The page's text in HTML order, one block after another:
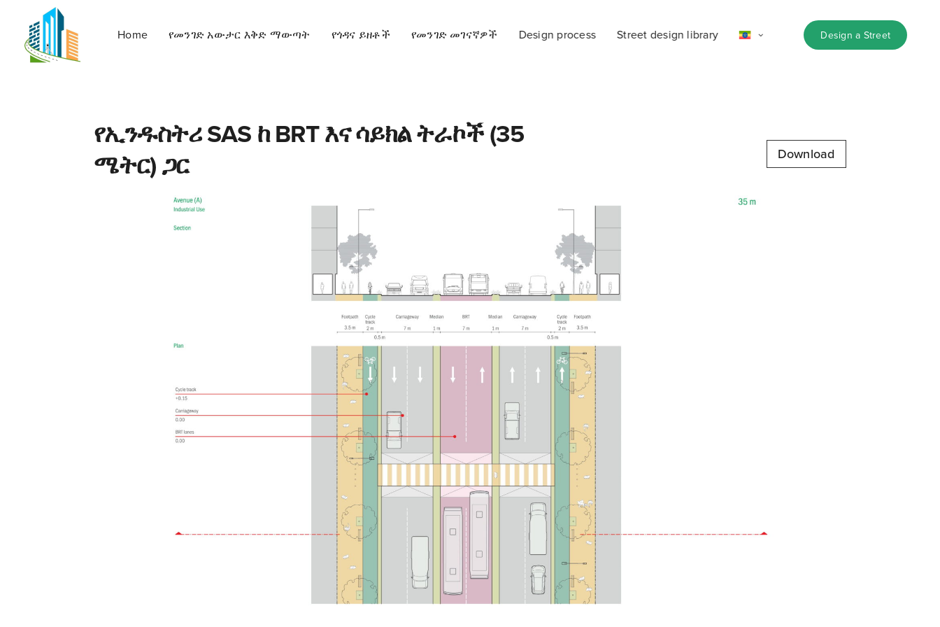
Home የመንገድ አውታር እቅድ ማውጣት የጎዳና ይዘቶች የመንገድ መገናኛዎች Design process Street design library Design a Street
የኢንዱስትሪ SAS ከ BRT እና ሳይክል ትራኮች (35
ሜትር) ጋር
Download